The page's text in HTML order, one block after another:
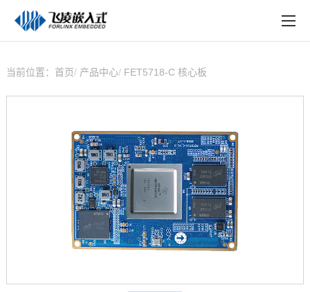
在线购买
当前位置： 首页 产品中心 FET5718-C 核心板